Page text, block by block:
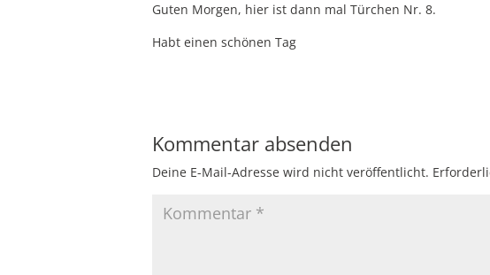
Guten Morgen, hier ist dann mal Türchen Nr. 8.
Habt einen schönen Tag
Kommentar absenden
Deine E-Mail-Adresse wird nicht veröffentlicht.